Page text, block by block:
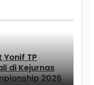
TP
di Kejurnas
2026